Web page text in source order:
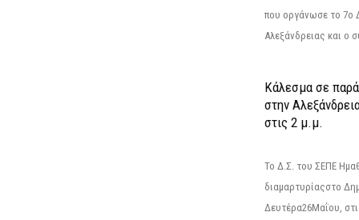
που οργάνωσε το 7ο
Αλεξάνδρειας και ο
Κάλεσμα σε
στην
στις 2 μ.μ.
Το Δ.Σ. του ΣΕΠΕ
διαμαρτυρίαςστο
Δευτέρα26Μαΐου,